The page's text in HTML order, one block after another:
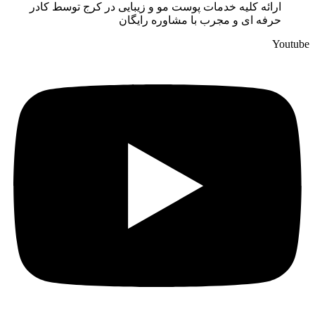
ارائه کلیه خدمات پوست مو و زیبایی در کرج توسط کادر
حرفه ای و مجرب با مشاوره رایگان
Youtube